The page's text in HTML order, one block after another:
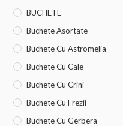
BUCHETE
Buchete Asortate
Buchete Cu Astromelia
Buchete Cu Cale
Buchete Cu Crini
Buchete Cu Frezii
Buchete Cu Gerbera